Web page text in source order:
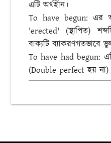
এটি অর্থহীন।
To have begun: এর
'erected' (স্থাপিত)
বাক্যটি ব্যাকরণগতভাবে
To have had begun:
(Double perfect হয়